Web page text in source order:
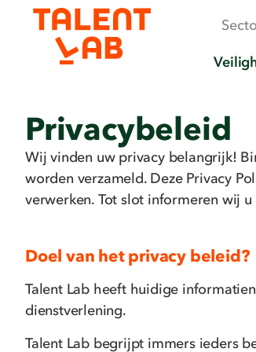
Privacybeleid
Wij vinden uw privacy belangrijk!
worden verzameld. Deze Privacy
verwerken. Tot slot informeren wij
Doel van het privacy beleid?
Talent Lab heeft huidige
dienstverlening.
Talent Lab begrijpt immers ieders